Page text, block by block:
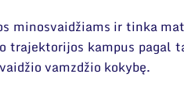
minosvaidžiams ir tinka
trajektorijos kampus
vamzdžio kokybę.